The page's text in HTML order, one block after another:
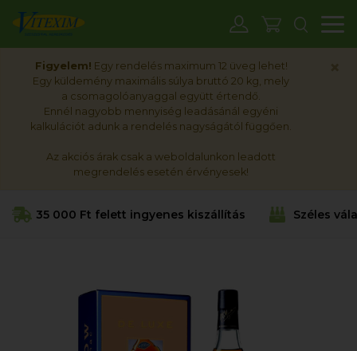
Figyelem! Egy rendelés maximum 12 üveg lehet!
Egy küldemény maximális súlya bruttó 20 kg, mely
a csomagolóanyaggal együtt értendő.
Ennél nagyobb mennyiség leadásánál egyéni
kalkulációt adunk a rendelés nagyságától függően.
Az akciós árak csak a weboldalunkon leadott
megrendelés esetén érvényesek!
35 000 Ft felett ingyenes kiszállítás Széles